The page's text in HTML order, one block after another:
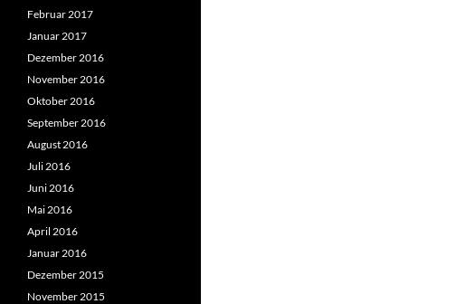
Februar 2017
Januar 2017
Dezember 2016
November 2016
Oktober 2016
September 2016
August 2016
Juli 2016
Juni 2016
Mai 2016
April 2016
Januar 2016
Dezember 2015
November 2015